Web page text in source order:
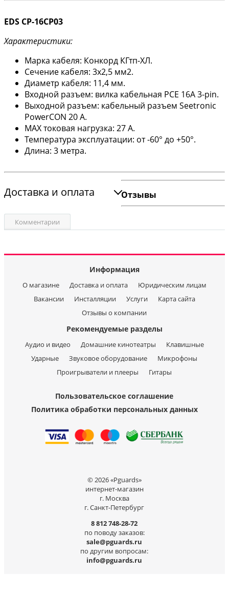
EDS CP-16CP03
Характеристики:
Марка кабеля: Конкорд КГтп-ХЛ.
Сечение кабеля: 3х2,5 мм2.
Диаметр кабеля: 11,4 мм.
Входной разъем: вилка кабельная PCE 16A 3-pin.
Выходной разъем: кабельный разъем Seetronic
PowerCON 20 А.
MAX токовая нагрузка: 27 А.
Температура эксплуатации: от -60° до +50°.
Длина: 3 метра.
Доставка и оплата Отзывы
Комментарии
Информация
О магазине Доставка и оплата
Юридическим лицам
Вакансии
Инсталляции Услуги
Карта сайта
Отзывы о компании
Рекомендуемые разделы
Аудио и видео Домашние кинотеатры
Клавишные
Ударные
Звуковое оборудование
Микрофоны
Проигрыватели и плееры
Гитары
Пользовательское соглашение
Политика обработки персональных данных
© 2026 «Pguards»
интернет-магазин
г. Москва
г. Санкт-Петербург
8 812 748-28-72
по поводу заказов:
sale@pguards.ru
по другим вопросам:
info@pguards.ru